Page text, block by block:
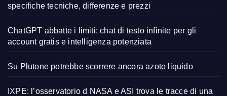
specifiche tecniche, differenze e prezzi
ChatGPT abbatte i limiti: chat di testo infinite per gli
account gratis e intelligenza potenziata
Su Plutone potrebbe scorrere ancora azoto liquido
IXPE: l’osservatorio d NASA e ASI trova le tracce di una